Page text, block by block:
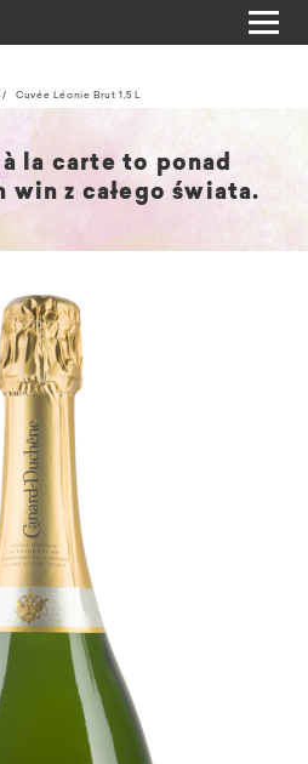
Cuvée Léonie Brut 1,5 L
la carte to ponad
win z całego świata.